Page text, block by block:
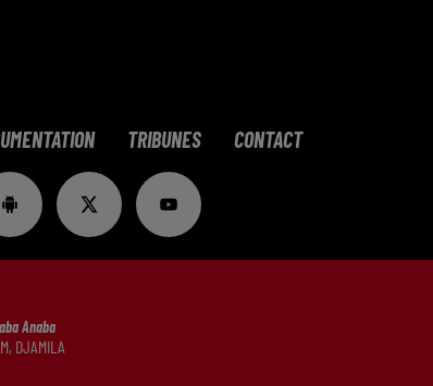
TRIBUNES CONTACT
Anaba
DJAMILA